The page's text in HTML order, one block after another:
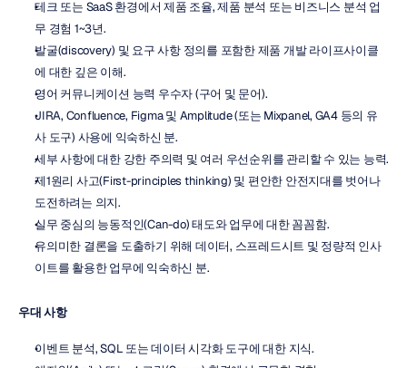
테크 또는 SaaS 환경에서 제품 조율, 제품 분석 또는 비즈니스 분석 업
무 경험 1~3년.
발굴(discovery) 및 요구 사항 정의를 포함한 제품 개발 라이프사이클
에 대한 깊은 이해.
영어 커뮤니케이션 능력 우수자 (구어 및 문어).
JIRA, Confluence, Figma 및 Amplitude (또는 Mixpanel, GA4 등의 유
사 도구) 사용에 익숙하신 분.
세부 사항에 대한 강한 주의력 및 여러 우선순위를 관리할 수 있는 능력.
제1원리 사고(First-principles thinking) 및 편안한 안전지대를 벗어나
도전하려는 의지.
실무 중심의 능동적인(Can-do) 태도와 업무에 대한 꼼꼼함.
유의미한 결론을 도출하기 위해 데이터, 스프레드시트 및 정량적 인사
이트를 활용한 업무에 익숙하신 분.
우대 사항
이벤트 분석, SQL 또는 데이터 시각화 도구에 대한 지식.